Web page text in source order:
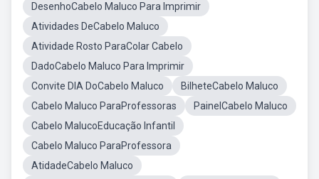
DesenhoCabelo Maluco Para Imprimir
Atividades DeCabelo Maluco
Atividade Rosto ParaColar Cabelo
DadoCabelo Maluco Para Imprimir
Convite DIA DoCabelo Maluco
BilheteCabelo Maluco
Cabelo Maluco ParaProfessoras
PainelCabelo Maluco
Cabelo MalucoEducação Infantil
Cabelo Maluco ParaProfessora
AtidadeCabelo Maluco